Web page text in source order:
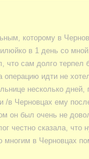
которому в
в 1 день со
что сам долго
операцию идти не
несколько дней,
в Черновцах ему
он был очень не
честно сказала, что
в Черновцах